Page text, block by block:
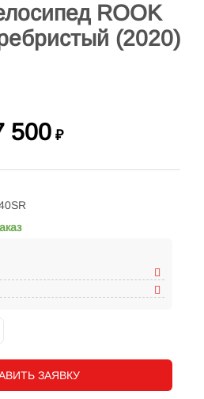
ROOK
(2020)
500 ₽
ЗАЯВКУ